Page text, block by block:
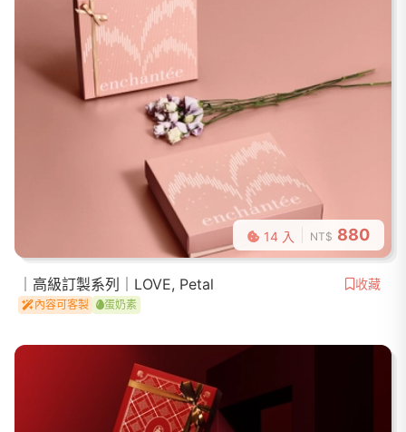
14 入 NT$ 880
｜高級訂製系列｜LOVE, Petal 收藏
內容可客製 蛋奶素